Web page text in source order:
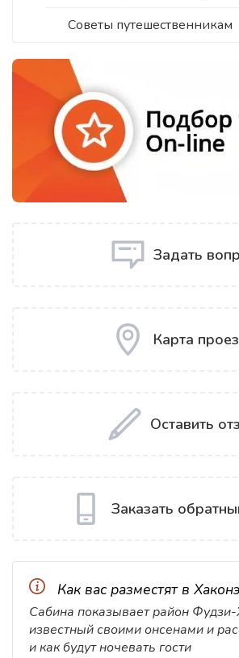
Советы путешественникам
Задать
Карта
Оставить
Заказать
Как вас разместят в Хаконэ
Сабина показывает район Фудзи-
известный своими онсенами и
и как будут ночевать гости